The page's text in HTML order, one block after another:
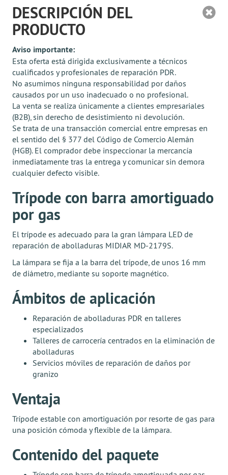
DESCRIPCIÓN DEL
PRODUCTO
Aviso importante:
Esta oferta está dirigida exclusivamente a técnicos
cualificados y profesionales de reparación PDR.
No asumimos ninguna responsabilidad por daños
causados por un uso inadecuado o no profesional.
La venta se realiza únicamente a clientes empresariales
(B2B), sin derecho de desistimiento ni devolución.
Se trata de una transacción comercial entre empresas en
el sentido del § 377 del Código de Comercio Alemán
(HGB). El comprador debe inspeccionar la mercancía
inmediatamente tras la entrega y comunicar sin demora
cualquier defecto visible.
Trípode con barra amortiguado
por gas
El trípode es adecuado para la gran lámpara LED de
reparación de abolladuras MIDIAR MD-2179S.
La lámpara se fija a la barra del trípode, de unos 16 mm
de diámetro, mediante su soporte magnético.
Ámbitos de aplicación
Reparación de abolladuras PDR en talleres
especializados
Talleres de carrocería centrados en la eliminación de
abolladuras
Servicios móviles de reparación de daños por
granizo
Ventaja
Trípode estable con amortiguación por resorte de gas para
una posición cómoda y flexible de la lámpara.
Contenido del paquete